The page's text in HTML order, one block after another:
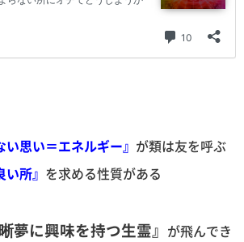
い思い＝エネルギー』 が類は友を呼ぶ
い所』 を求める性質がある
晰夢に興味を持つ生霊』 が飛んでき